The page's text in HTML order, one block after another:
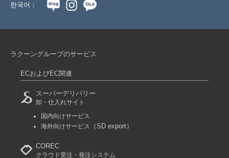
한국어：
ラクーングループのサービス
ECおよびEC関連
スーパーデリバリー
卸・仕入れサイト
国内向けサービス
海外向けサービス
（SD export）
COREC
クラウド受注・発注システム